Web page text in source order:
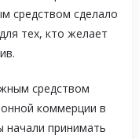
средством сделало
тех, кто желает
средством
коммерции в
начали принимать